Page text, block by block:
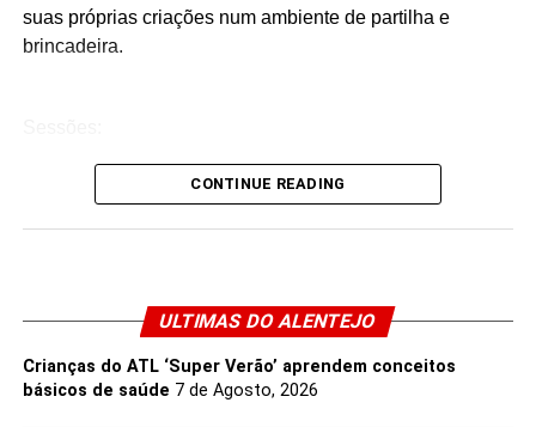
suas próprias criações num ambiente de partilha e
brincadeira.
bilhete normal de entrada no Museu, no próprio dia.
adequada para sujar.
CONTINUE READING
ULTIMAS DO ALENTEJO
Crianças do ATL ‘Super Verão’ aprendem conceitos
básicos de saúde 7 de Agosto, 2026